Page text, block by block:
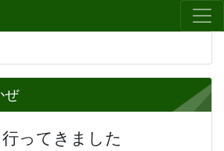
ぜ
ってきました